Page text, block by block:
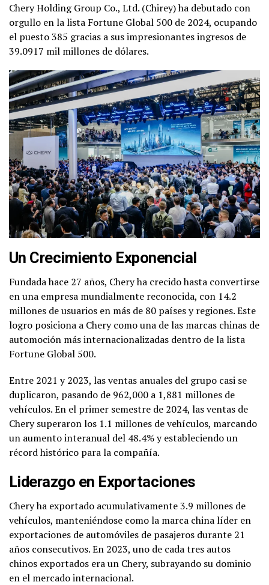
Chery Holding Group Co., Ltd. (Chirey) ha debutado con
orgullo en la lista Fortune Global 500 de 2024, ocupando
el puesto 385 gracias a sus impresionantes ingresos de
39.0917 mil millones de dólares.
Un Crecimiento Exponencial
Fundada hace 27 años, Chery ha crecido hasta convertirse
en una empresa mundialmente reconocida, con 14.2
millones de usuarios en más de 80 países y regiones. Este
logro posiciona a Chery como una de las marcas chinas de
automoción más internacionalizadas dentro de la lista
Fortune Global 500.
Entre 2021 y 2023, las ventas anuales del grupo casi se
duplicaron, pasando de 962,000 a 1,881 millones de
vehículos. En el primer semestre de 2024, las ventas de
Chery superaron los 1.1 millones de vehículos, marcando
un aumento interanual del 48.4% y estableciendo un
récord histórico para la compañía.
Liderazgo en Exportaciones
Chery ha exportado acumulativamente 3.9 millones de
vehículos, manteniéndose como la marca china líder en
exportaciones de automóviles de pasajeros durante 21
años consecutivos. En 2023, uno de cada tres autos
chinos exportados era un Chery, subrayando su dominio
en el mercado internacional.